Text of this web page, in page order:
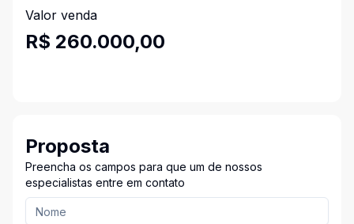
Valor venda
R$ 260.000,00
Proposta
Preencha os campos para que um de nossos
especialistas entre em contato